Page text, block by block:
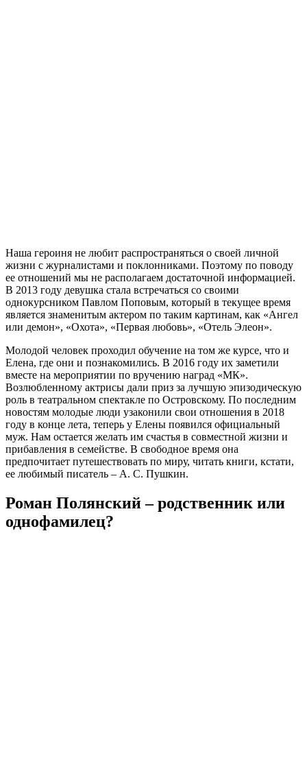
Наша героиня не любит распространяться о своей личной
жизни с журналистами и поклонниками. Поэтому по поводу
ее отношений мы не располагаем достаточной информацией.
В 2013 году девушка стала встречаться со своими
однокурсником Павлом Поповым, который в текущее время
является знаменитым актером по таким картинам, как «Ангел
или демон», «Охота», «Первая любовь», «Отель Элеон».
Молодой человек проходил обучение на том же курсе, что и
Елена, где они и познакомились. В 2016 году их заметили
вместе на мероприятии по вручению наград «МК».
Возлюбленному актрисы дали приз за лучшую эпизодическую
роль в театральном спектакле по Островскому. По последним
новостям молодые люди узаконили свои отношения в 2018
году в конце лета, теперь у Елены появился официальный
муж. Нам остается желать им счастья в совместной жизни и
прибавления в семействе. В свободное время она
предпочитает путешествовать по миру, читать книги, кстати,
ее любимый писатель – А. С. Пушкин.
Роман Полянский – родственник или
однофамилец?